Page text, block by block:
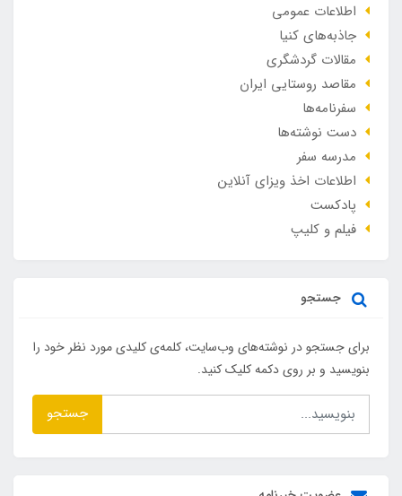
اطلاعات عمومی
جاذبه‌های کنیا
مقالات گردشگری
مقاصد روستایی ایران
سفرنامه‌ها
دست نوشته‌ها
مدرسه سفر
اطلاعات اخذ ویزای آنلاین
پادکست
فیلم و کلیپ
جستجو
برای جستجو در نوشته‌های وب‌سایت، کلمه‌ی کلیدی مورد نظر خود را
بنویسید و بر روی دکمه کلیک کنید.
جستجو